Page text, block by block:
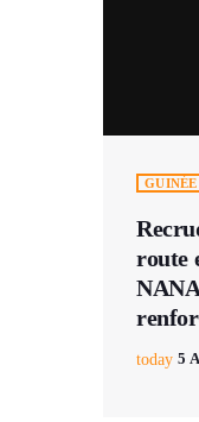
GUINÉE
route
today 5